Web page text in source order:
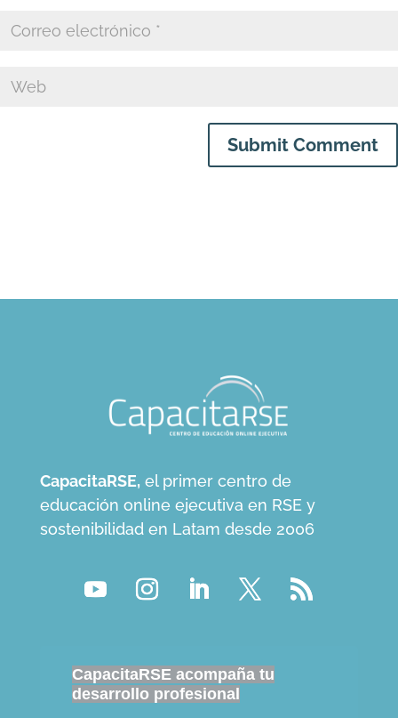
Submit Comment
CapacitaRSE, el primer centro de
educación online ejecutiva en RSE y
sostenibilidad en Latam desde 2006
CapacitaRSE acompaña tu
desarrollo profesional